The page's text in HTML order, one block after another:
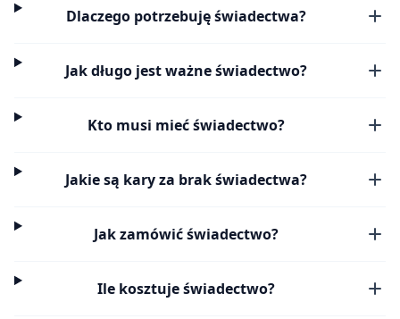
Dlaczego potrzebuję świadectwa?
Jak długo jest ważne świadectwo?
Kto musi mieć świadectwo?
Jakie są kary za brak świadectwa?
Jak zamówić świadectwo?
Ile kosztuje świadectwo?